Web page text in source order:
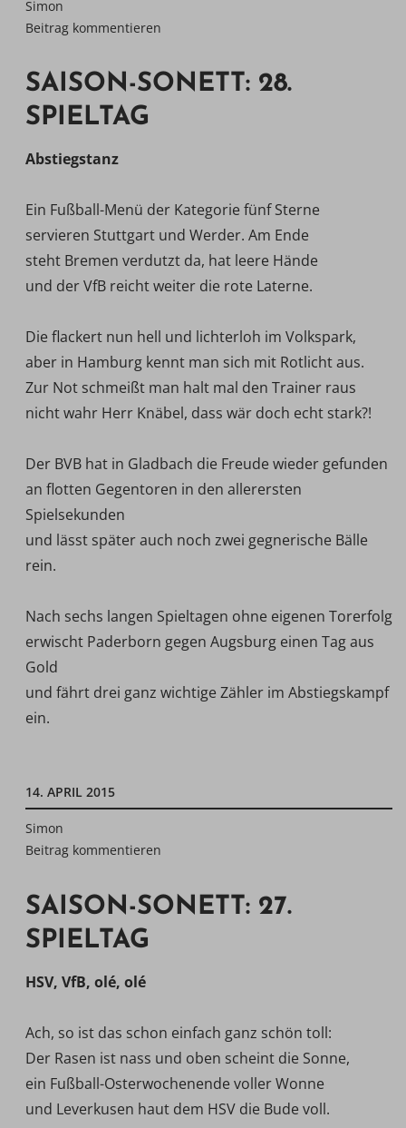
Simon
Beitrag kommentieren
SAISON-SONETT: 28.
SPIELTAG
Abstiegstanz
Ein Fußball-Menü der Kategorie fünf Sterne
servieren Stuttgart und Werder. Am Ende
steht Bremen verdutzt da, hat leere Hände
und der VfB reicht weiter die rote Laterne.
Die flackert nun hell und lichterloh im Volkspark,
aber in Hamburg kennt man sich mit Rotlicht aus.
Zur Not schmeißt man halt mal den Trainer raus 
nicht wahr Herr Knäbel, dass wär doch echt stark?!
Der BVB hat in Gladbach die Freude wieder gefunden
an flotten Gegentoren in den allerersten
Spielsekunden
und lässt später auch noch zwei gegnerische Bälle
rein.
Nach sechs langen Spieltagen ohne eigenen Torerfolg
erwischt Paderborn gegen Augsburg einen Tag aus
Gold
und fährt drei ganz wichtige Zähler im Abstiegskampf
ein.
14. APRIL 2015
Simon
Beitrag kommentieren
SAISON-SONETT: 27.
SPIELTAG
HSV, VfB, olé, olé
Ach, so ist das schon einfach ganz schön toll:
Der Rasen ist nass und oben scheint die Sonne,
ein Fußball-Osterwochenende voller Wonne
und Leverkusen haut dem HSV die Bude voll.